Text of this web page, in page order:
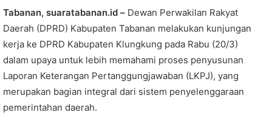
Tabanan, suaratabanan.id – Dewan Perwakilan Rakyat
Daerah (DPRD) Kabupaten Tabanan melakukan kunjungan
kerja ke DPRD Kabupaten Klungkung pada Rabu (20/3)
dalam upaya untuk lebih memahami proses penyusunan
Laporan Keterangan Pertanggungjawaban (LKPJ), yang
merupakan bagian integral dari sistem penyelenggaraan
pemerintahan daerah.